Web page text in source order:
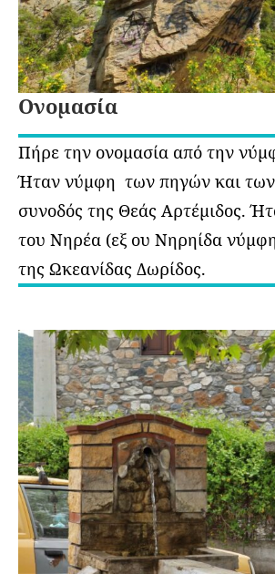
Ονομασία
Πήρε την ονομασία από την
Ήταν νύμφη των πηγών και
συνοδός της Θεάς Αρτέμιδος.
του Νηρέα (εξ ου Νηρηίδα
της Ωκεανίδας Δωρίδος.